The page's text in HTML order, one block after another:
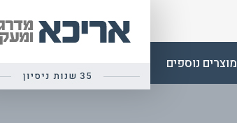
אריכא
מוצרים נוספים